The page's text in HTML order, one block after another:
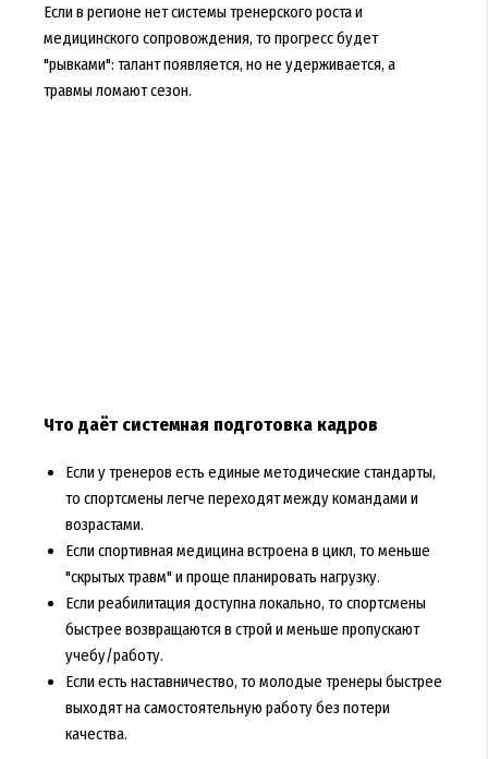
Если в регионе нет системы тренерского роста и
медицинского сопровождения, то прогресс будет
"рывками": талант появляется, но не удерживается, а
травмы ломают сезон.
Что даёт системная подготовка кадров
Если у тренеров есть единые методические стандарты,
то спортсмены легче переходят между командами и
возрастами.
Если спортивная медицина встроена в цикл, то меньше
"скрытых травм" и проще планировать нагрузку.
Если реабилитация доступна локально, то спортсмены
быстрее возвращаются в строй и меньше пропускают
учебу/работу.
Если есть наставничество, то молодые тренеры быстрее
выходят на самостоятельную работу без потери
качества.